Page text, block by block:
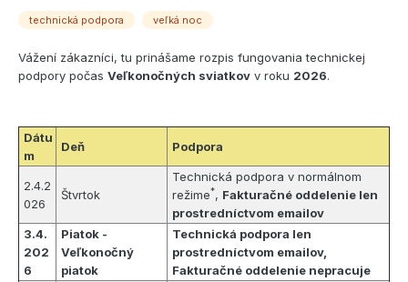
technická podpora veľká noc
Vážení zákazníci, tu prinášame rozpis fungovania technickej
podpory počas Veľkonočných sviatkov v roku 2026.
Dátu
m
Deň Podpora
2.4.2
026
Štvrtok
Technická podpora v normálnom
režime*, Fakturačné oddelenie len
prostredníctvom emailov
3.4.
202
6
Piatok -
Veľkonočný
piatok
Technická podpora len
prostredníctvom emailov,
Fakturačné oddelenie nepracuje